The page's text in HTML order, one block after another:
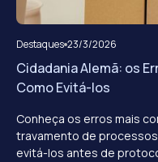
Destaques 23/3/2026
Cidadania Alemã: os
Como Evitá-los
Conheça os erros mais
travamento de
evitá-los antes de